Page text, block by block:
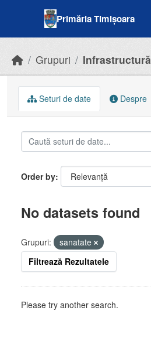
Primăria Timișoara
Grupuri Infrastructură
Seturi de date Despre
Order by
No datasets found
Grupuri:
sanatate
Filtrează Rezultatele
Please try another search.